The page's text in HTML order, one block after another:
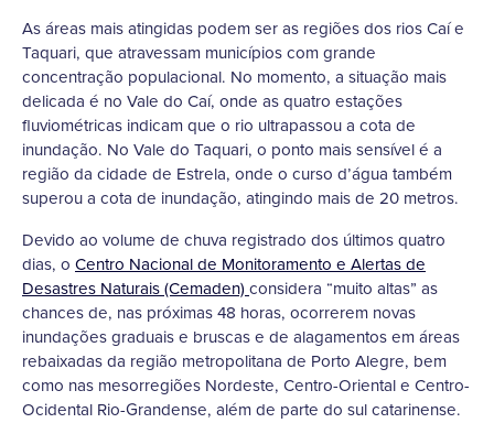
As áreas mais atingidas podem ser as regiões dos rios Caí e
Taquari, que atravessam municípios com grande
concentração populacional. No momento, a situação mais
delicada é no Vale do Caí, onde as quatro estações
fluviométricas indicam que o rio ultrapassou a cota de
inundação. No Vale do Taquari, o ponto mais sensível é a
região da cidade de Estrela, onde o curso d’água também
superou a cota de inundação, atingindo mais de 20 metros.
Devido ao volume de chuva registrado dos últimos quatro
dias, o Centro Nacional de Monitoramento e Alertas de
Desastres Naturais (Cemaden) considera “muito altas” as
chances de, nas próximas 48 horas, ocorrerem novas
inundações graduais e bruscas e de alagamentos em áreas
rebaixadas da região metropolitana de Porto Alegre, bem
como nas mesorregiões Nordeste, Centro-Oriental e Centro-
Ocidental Rio-Grandense, além de parte do sul catarinense.